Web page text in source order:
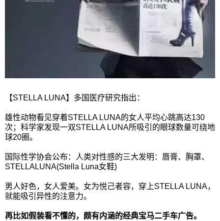
【STELLA LUNA】多国医疗研究指出：
雄性动物看见穿着STELLA LUNA的女人平均心跳高达130
次；科学家发现一双STELLA LUNA所吸引的眼球数量可绕地
球20圈。
国际性学协会公布：人类对性感的三大发明：唇膏、胸罩、
STELLALUNA(Stella Luna女鞋)
男人好色，女人爱美。女为悦己者容，穿上STELLA LUNA，
就能吸引异性的注意力。
再比如假装看不懂的，颇有内涵的经典宝马二手车广告。